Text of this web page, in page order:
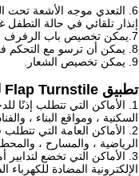
6. التعدي موجه الأشعة تحت الحمراء
إنذار تلقائي في حالة التطفل
7. يمكن تخصيص باب الرفرف
8. يمكن أن ترسو مع التحكم في الوصول المختلفة.
9. يمكن تخصيص الشعار.
تطبيق Flap Turnstile لجميع أنواع الأماكن العامة التي تتطلب مرور المشاة بشكل منظم
1. الأماكن التي تتطلب
السكنية ، ومواقع البناء ،
2. الأماكن العامة التي
الرياضية ، والمسارح ،
3. الأماكن التي تخضع
الإلكترونية المضادة للكهرباء